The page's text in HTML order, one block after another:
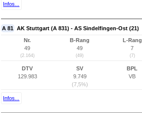
Infos...
A 81 AK Stuttgart (A 831) - AS Sindelfingen-Ost (21)
Nr.
49
(2.164)
B-Rang
49
(49)
L-Rang
7
(7)
DTV
129.983
SV
9.749
(7,5%)
BPL
VB
Infos...